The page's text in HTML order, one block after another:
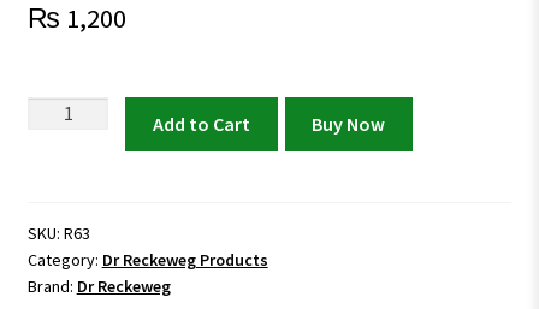
₨ 1,200
Drops
quantity
Add to Cart Buy Now
SKU: R63
Category: Dr Reckeweg Products
Brand: Dr Reckeweg